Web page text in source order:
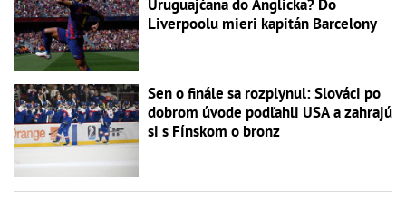
Uruguajčana do Anglicka? Do
Liverpoolu mieri kapitán Barcelony
Sen o finále sa rozplynul: Slováci po
dobrom úvode podľahli USA a zahrajú
si s Fínskom o bronz